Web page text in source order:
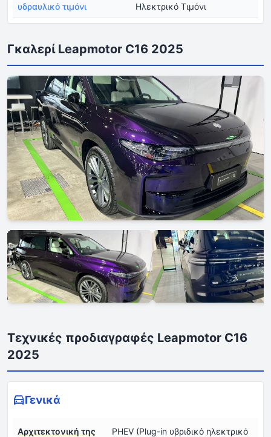
υδραυλικό τιμόνι Ηλεκτρικό Τιμόνι
Γκαλερί Leapmotor C16 2025
Τεχνικές προδιαγραφές Leapmotor C16
2025
Γενικά
Αρχιτεκτονική της
PHEV (Plug-in υβριδικό ηλεκτρικό